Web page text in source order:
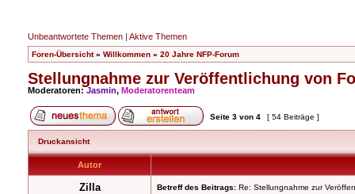
Unbeantwortete Themen | Aktive Themen
Foren-Übersicht» Willkommen » 20 Jahre NFP-Forum
Stellungnahme zur Veröffentlichung von
Moderatoren:Jasmin, Moderatorenteam
Seite 3 von 4 [ 54 Beiträge ]
Druckansicht
Autor
Zilla Betreff des Beitrags: Re: Stellungnahme zur